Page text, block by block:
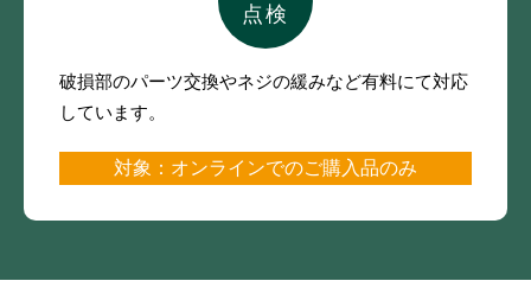
点検
破損部のパーツ交換やネジの緩みなど有料にて対応
しています。
対象：オンラインでのご購入品のみ